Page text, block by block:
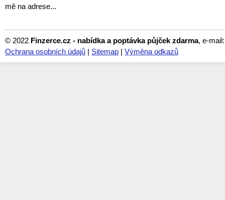
mě na adrese...
© 2022 Finzerce.cz - nabídka a poptávka půjček zdarma, e-
Ochrana osobních údajů | Sitemap | Výměna odkazů